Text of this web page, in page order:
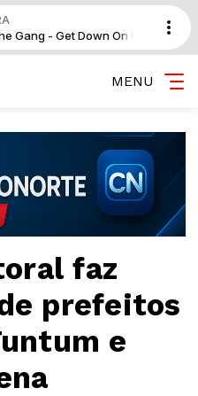
- Get Down On It
MENU
faz
prefeitos
e